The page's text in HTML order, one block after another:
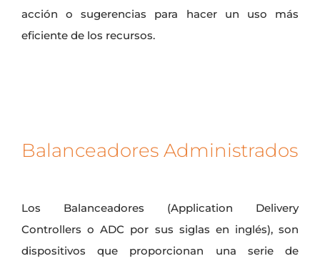
acción o sugerencias para hacer un uso más
eficiente de los recursos.
Balanceadores Administrados
Los Balanceadores (Application Delivery
Controllers o ADC por sus siglas en inglés), son
dispositivos que proporcionan una serie de